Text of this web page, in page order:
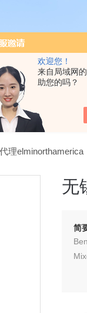
欢迎您！
来自局域网
助您的吗？
理elminorthamerica
无
简